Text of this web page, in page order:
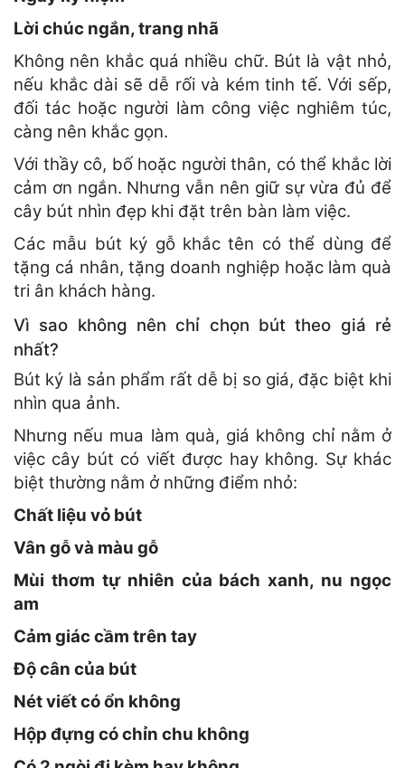
Lời chúc ngắn, trang nhã
Không nên khắc quá nhiều chữ. Bút là vật nhỏ,
nếu khắc dài sẽ dễ rối và kém tinh tế. Với sếp,
đối tác hoặc người làm công việc nghiêm túc,
càng nên khắc gọn.
Với thầy cô, bố hoặc người thân, có thể khắc lời
cảm ơn ngắn. Nhưng vẫn nên giữ sự vừa đủ để
cây bút nhìn đẹp khi đặt trên bàn làm việc.
Các mẫu bút ký gỗ khắc tên có thể dùng để
tặng cá nhân, tặng doanh nghiệp hoặc làm quà
tri ân khách hàng.
Vì sao không nên chỉ chọn bút theo giá rẻ
nhất?
Bút ký là sản phẩm rất dễ bị so giá, đặc biệt khi
nhìn qua ảnh.
Nhưng nếu mua làm quà, giá không chỉ nằm ở
việc cây bút có viết được hay không. Sự khác
biệt thường nằm ở những điểm nhỏ:
Chất liệu vỏ bút
Vân gỗ và màu gỗ
Mùi thơm tự nhiên của bách xanh, nu ngọc
am
Cảm giác cầm trên tay
Độ cân của bút
Nét viết có ổn không
Hộp đựng có chỉn chu không